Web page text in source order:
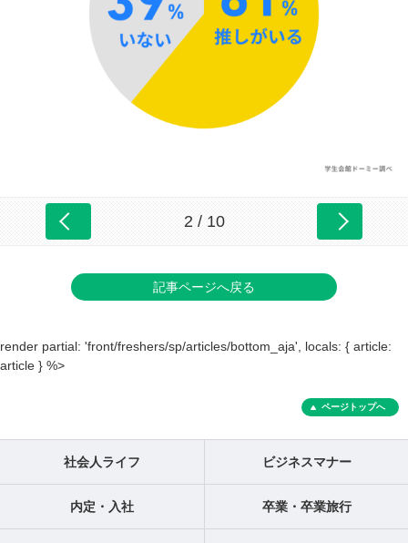
2 / 10
記事ページへ戻る
render partial: 'front/freshers/sp/articles/bottom_aja', locals: { article:
article } %>
ページトップへ
社会人ライフ ビジネスマナー
内定・入社 卒業・卒業旅行